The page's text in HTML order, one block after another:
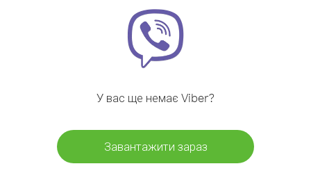
У вас ще немає Viber?
Завантажити зараз